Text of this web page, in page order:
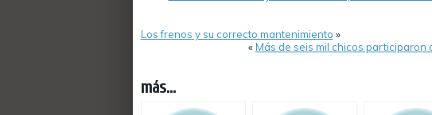
Los frenos y su correcto mantenimiento »
«Más de seis mil chicos participaron
más...